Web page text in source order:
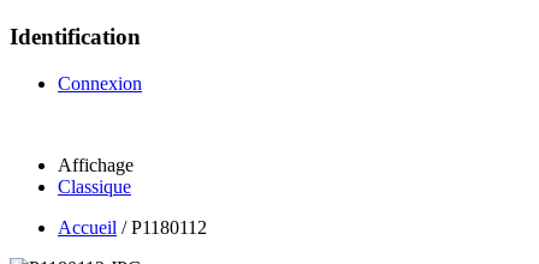
Identification
Connexion
Affichage
Classique
Accueil /P1180112